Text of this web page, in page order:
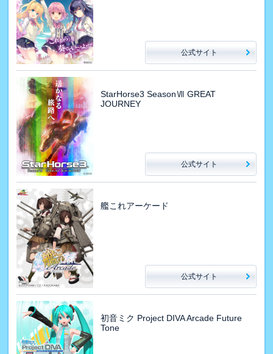
公式サイト
StarHorse3 SeasonⅦ GREAT
JOURNEY
公式サイト
艦これアーケード
公式サイト
初音ミク Project DIVA Arcade Future
Tone